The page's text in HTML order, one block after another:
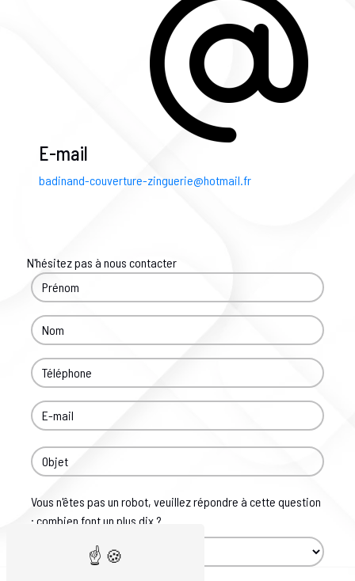
E-mail
badinand-couverture-zinguerie@hotmail.fr
N'hésitez pas à nous contacter
Vous n'êtes pas un robot, veuillez répondre à cette question
: combien font un plus dix ?